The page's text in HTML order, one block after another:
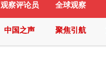
观察评论员 全球观察
中国之声 聚焦引航